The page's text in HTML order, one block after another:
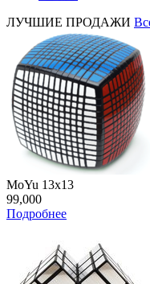
ЛУЧШИЕ ПРОДАЖИ
MoYu 13x13
99,000
Подробнее